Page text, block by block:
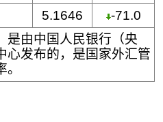
5.1646
-71.0
是由中国人民银行（央
心发布的，是国家外汇管